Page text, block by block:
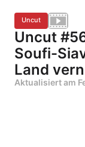
Uncut
Uncut
Soufi-
Land
Aktualisiert am